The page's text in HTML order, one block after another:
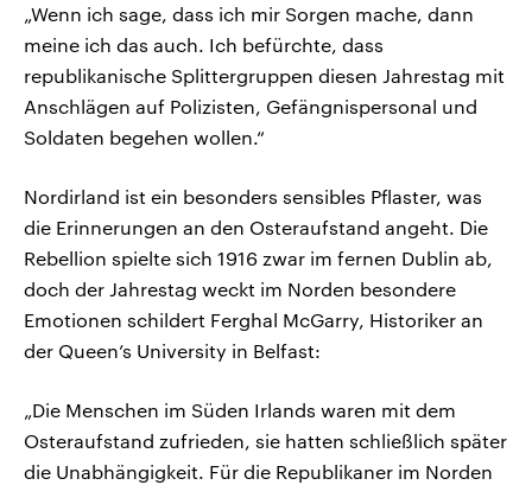
„Wenn ich sage, dass ich mir Sorgen mache, dann
meine ich das auch. Ich befürchte, dass
republikanische Splittergruppen diesen Jahrestag mit
Anschlägen auf Polizisten, Gefängnispersonal und
Soldaten begehen wollen.“
Nordirland ist ein besonders sensibles Pflaster, was
die Erinnerungen an den Osteraufstand angeht. Die
Rebellion spielte sich 1916 zwar im fernen Dublin ab,
doch der Jahrestag weckt im Norden besondere
Emotionen schildert Ferghal McGarry, Historiker an
der Queen’s University in Belfast:
„Die Menschen im Süden Irlands waren mit dem
Osteraufstand zufrieden, sie hatten schließlich später
die Unabhängigkeit. Für die Republikaner im Norden